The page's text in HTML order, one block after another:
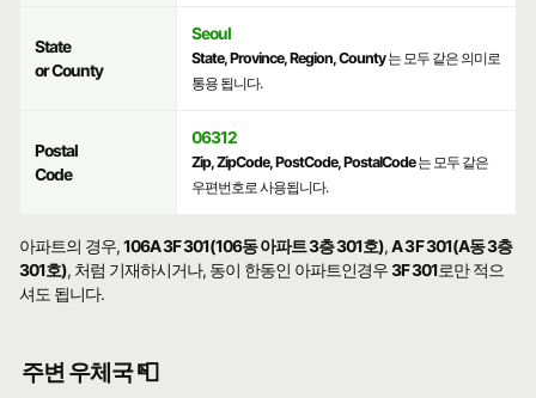
State
or County
Seoul
State, Province, Region, County는 모두 같은 의미로
통용 됩니다.
Postal
Code
06312
Zip, ZipCode, PostCode, PostalCode는 모두 같은
우편번호로 사용됩니다.
아파트의 경우,106A 3F 301(106동 아파트 3층 301호),A 3F 301(A동 3층
301호), 처럼 기재하시거나, 동이 한동인 아파트인경우3F 301로만 적으
셔도 됩니다.
주변 우체국 📮